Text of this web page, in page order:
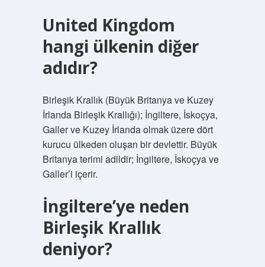
United Kingdom
hangi ülkenin diğer
adıdır?
Birleşik Krallık (Büyük Britanya ve Kuzey
İrlanda Birleşik Krallığı); İngiltere, İskoçya,
Galler ve Kuzey İrlanda olmak üzere dört
kurucu ülkeden oluşan bir devlettir. Büyük
Britanya terimi adildir; İngiltere, İskoçya ve
Galler’i içerir.
İngiltere’ye neden
Birleşik Krallık
deniyor?